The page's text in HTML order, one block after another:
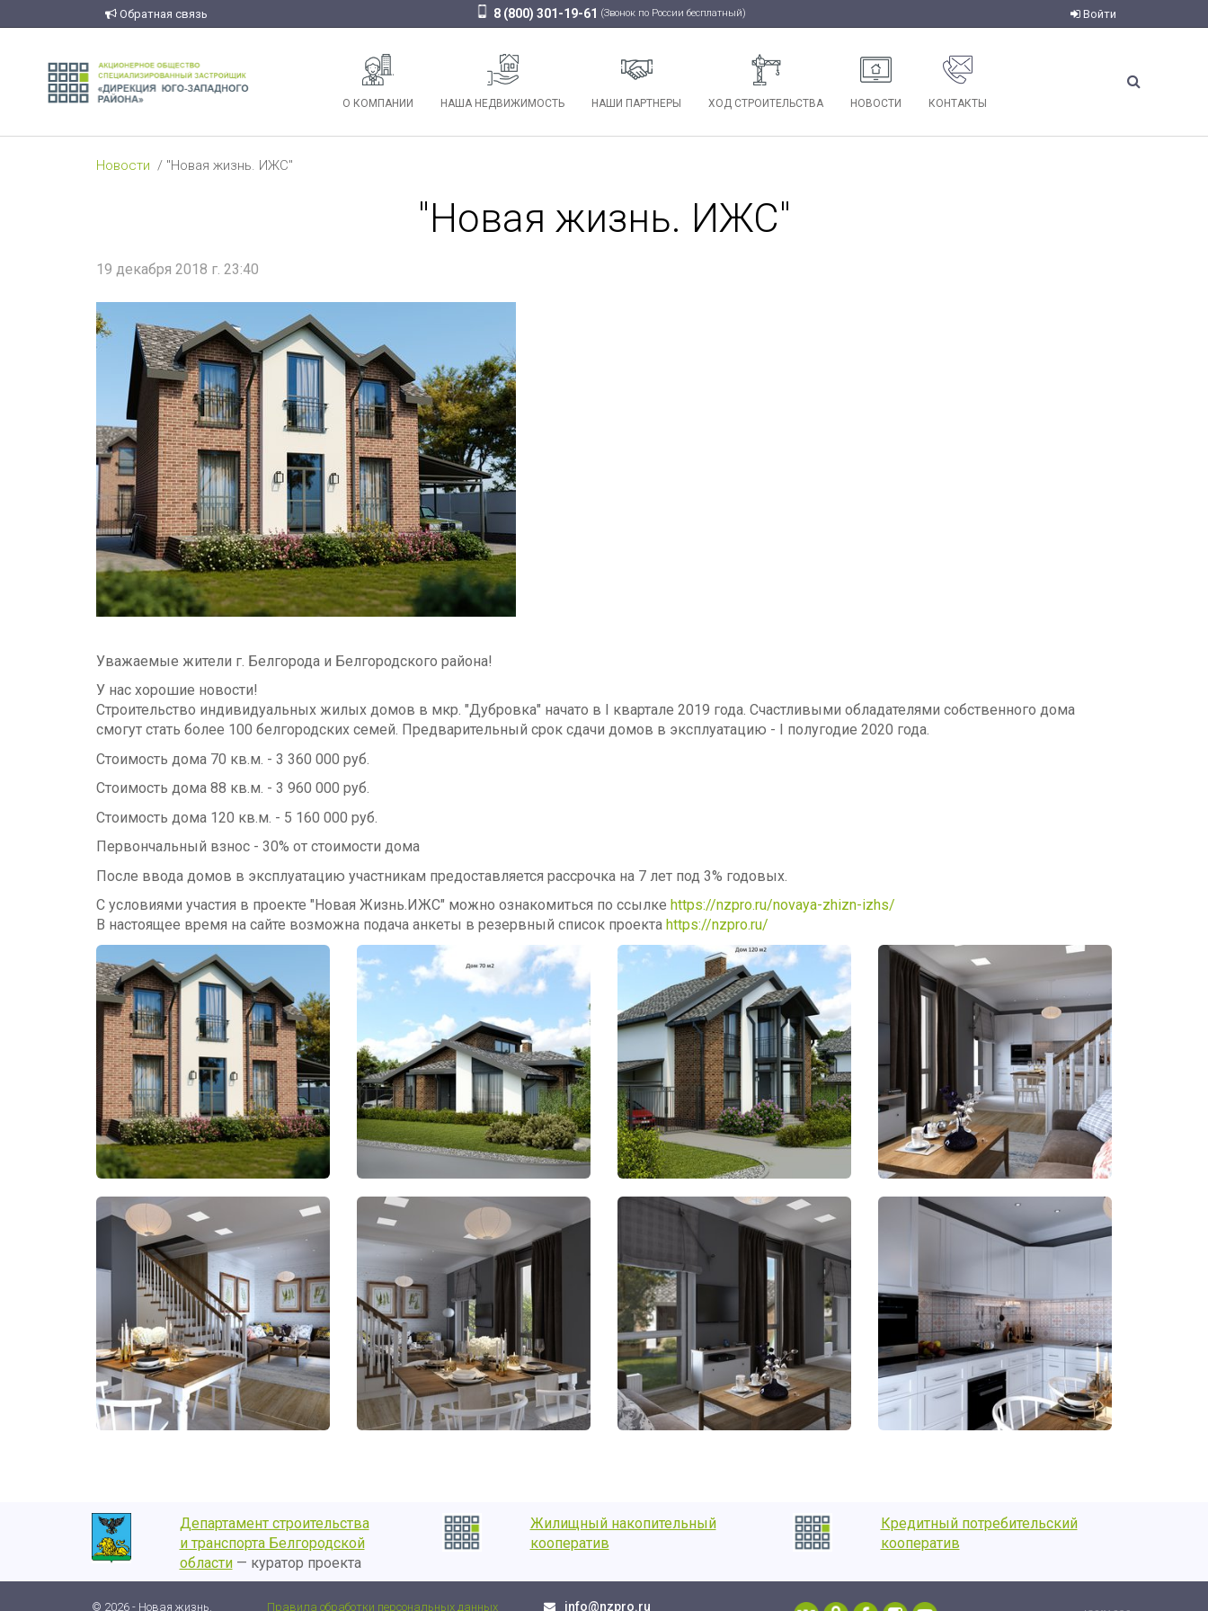
Обратная связь 8 (800) 301-19-61 (Звонок по России бесплатный) Войти
О КОМПАНИИ НАША НЕДВИЖИМОСТЬ НАШИ ПАРТНЕРЫ ХОД СТРОИТЕЛЬСТВА НОВОСТИ КОНТАКТЫ
Новости "Новая жизнь. ИЖС"
"Новая жизнь. ИЖС"
19 декабря 2018 г. 23:40
Уважаемые жители г. Белгорода и Белгородского района!
У нас хорошие новости!
Строительство индивидуальных жилых домов в мкр. "Дубровка" начато в I квартале 2019 года. Счастливыми обладателями собственного дома
смогут стать более 100 белгородских семей. Предварительный срок сдачи домов в эксплуатацию - I полугодие 2020 года.
Стоимость дома 70 кв.м. - 3 360 000 руб.
Стоимость дома 88 кв.м. - 3 960 000 руб.
Стоимость дома 120 кв.м. - 5 160 000 руб.
Первончальный взнос - 30% от стоимости дома
После ввода домов в эксплуатацию участникам предоставляется рассрочка на 7 лет под 3% годовых.
С условиями участия в проекте "Новая Жизнь.ИЖС" можно ознакомиться по ссылке https://nzpro.ru/novaya-zhizn-izhs/
В настоящее время на сайте возможна подача анкеты в резервный список проекта https://nzpro.ru/
Департамент строительства
и транспорта Белгородской
области— куратор проекта
Жилищный накопительный
кооператив
Кредитный потребительский
кооператив
© 2026 - Новая жизнь. Правила обработки персональных данных info@nzpro.ru